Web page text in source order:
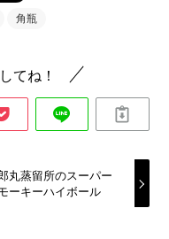
角瓶
てね！
丸蒸留所のスーパー
ーキーハイボール